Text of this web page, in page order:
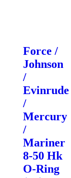
Force /
Johnson
/
Evinrude
/
Mercury
/
Mariner
8-50 Hk
O-Ring